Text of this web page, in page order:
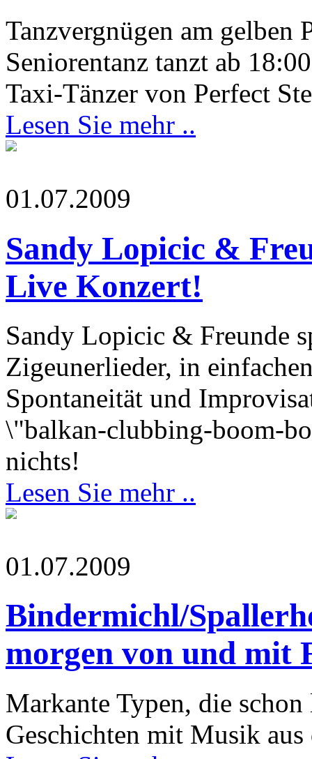
Tanzvergnügen am gelben
Seniorentanz tanzt ab
Taxi-Tänzer von Perfect
Lesen Sie mehr ..
01.07.2009
Sandy Lopicic &
Live Konzert!
Sandy Lopicic & Freunde
Zigeunerlieder, in
Spontaneität und
\"balkan-clubbing-boom-
nichts!
Lesen Sie mehr ..
01.07.2009
Bindermichl/
morgen von und mit
Markante Typen, die
Geschichten mit Musik